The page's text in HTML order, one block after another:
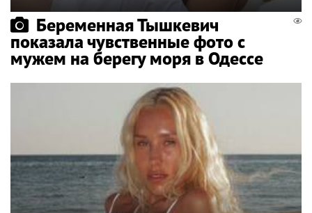
Беременная Тышкевич
показала чувственные фото с
мужем на берегу моря в Одессе